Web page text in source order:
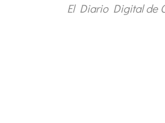
El Diario Digital de